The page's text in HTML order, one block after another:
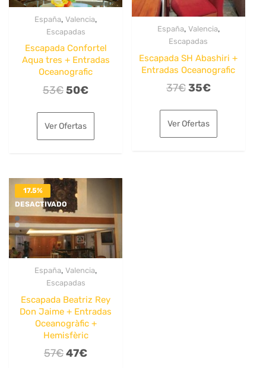
España,Valencia,
Escapadas
Escapada Confortel
Aqua tres + Entradas
Oceanografic
53€El
original
era:
50€El
es:
Ver Ofertas
España, Valencia,
Escapadas
Escapada SH Abashiri +
Entradas Oceanografic
37€El
original
era:
35€El
es:
Ver Ofertas
17.5%
DESACTIVADO
España,Valencia,
Escapadas
Escapada Beatriz Rey
Don Jaime + Entradas
Oceanogràfic +
Hemisfèric
57€El
47€El